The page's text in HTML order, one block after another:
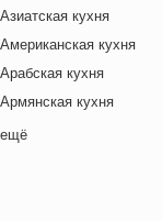
Азиатская кухня
Американская кухня
Арабская кухня
Армянская кухня
Белорусская
ещё